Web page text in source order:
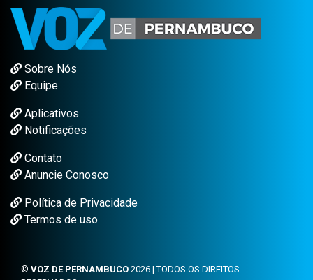
Sobre Nós
Equipe
Aplicativos
Notificações
Contato
Anuncie Conosco
Política de Privacidade
Termos de uso
© VOZ DE PERNAMBUCO 2026 | TODOS OS DIREITOS